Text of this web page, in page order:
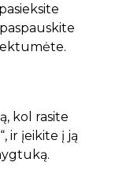
kol rasite
ir įeikite į ją